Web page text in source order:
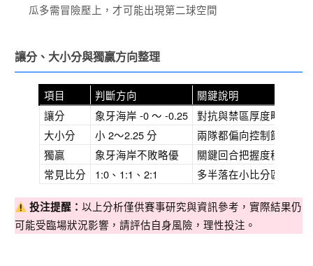
瓜多需冒險壓上，才可能出現第二球空間
讓分、大⼩分與獨贏方向整理
項目 判斷方向
關鍵說明
讓分
象牙海岸 -0 ～ -0.25
對抗與禁區厚度略占優
大小分
小 2～2.25 分
兩隊都偏向控制節奏，
獨贏
象牙海岸不敗略優
關鍵回合把握度稍高
常見比分
1:0、1:1、2:1 多半落在小比分區間
投注提醒： 以上分析僅供賽事研究與資訊參考，實際結果仍
可能受臨場狀況影響，請評估自身風險，理性投注。